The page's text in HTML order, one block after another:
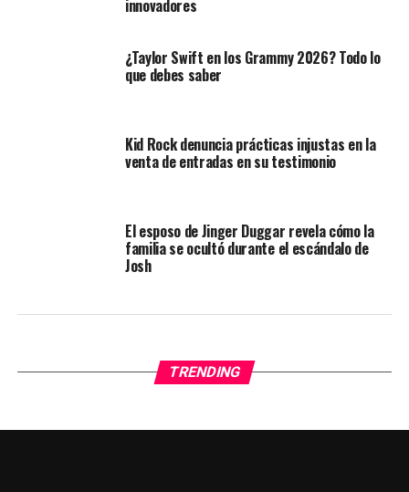
innovadores
¿Taylor Swift en los Grammy 2026? Todo lo
que debes saber
Kid Rock denuncia prácticas injustas en la
venta de entradas en su testimonio
El esposo de Jinger Duggar revela cómo la
familia se ocultó durante el escándalo de
Josh
TRENDING